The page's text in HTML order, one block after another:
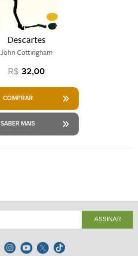
Descartes
John Cottingham
R$ 32,00
COMPRAR
SABER MAIS
ASSINAR